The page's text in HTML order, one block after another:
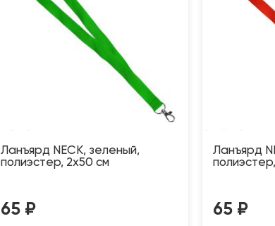
Ланъярд NECK, зеленый,
полиэстер, 2х50 см
65 ₽
Ланъярд
65 ₽